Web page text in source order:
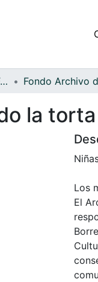
Archivo del Patrimonio Fotográfico y Fílmico del Valle del Cauca
la
Los
El